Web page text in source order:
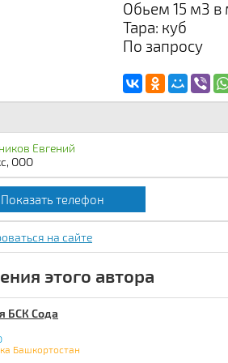
Обьем 15 м3 в
Тара: куб
По запросу
Евгений
ООО
телефон
на сайте
этого автора
БСК Сода
Башкортостан